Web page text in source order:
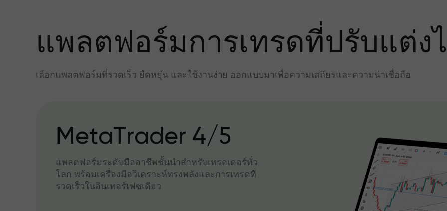
แพลตฟอร์มการเทรดที่ปรับแต่ง
เลือกแพลตฟอร์มที่รวดเร็ว ยืดหยุ่น และใช้งานง่าย ออกแบบมาเพื่อความเสถียรและความน่าเชื่อถือ
MetaTrader 4/5
แพลตฟอร์มระดับมืออาชีพชั้นนำสำหรับเทรดเดอร์ทั่ว
โลก พร้อมเครื่องมือวิเคราะห์ทรงพลังและการเทรดที่
รวดเร็วในอินเทอร์เฟซเดียว